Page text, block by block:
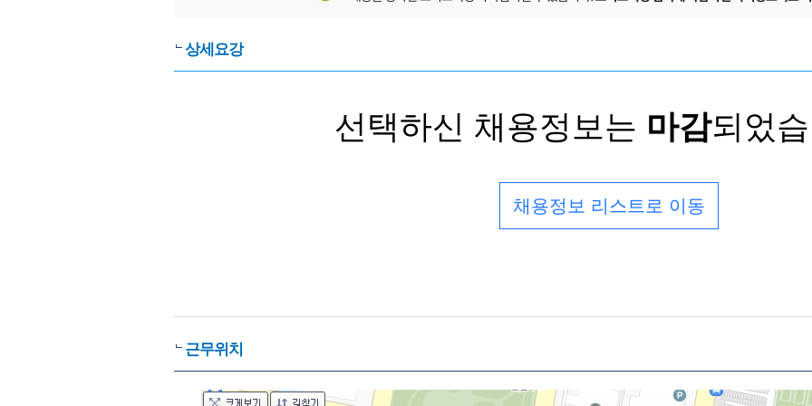
상세요강
선택하신 채용정보는 마감되었
채용정보 리스트로 이동
근무위치